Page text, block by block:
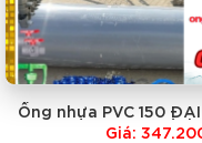
Ống nhựa PVC 150
NHẤT
Giá: